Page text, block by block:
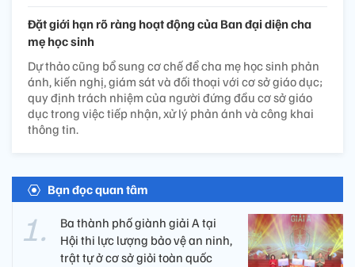
Đặt giới hạn rõ ràng hoạt động của Ban đại diện cha
mẹ học sinh
Dự thảo cũng bổ sung cơ chế để cha mẹ học sinh phản
ánh, kiến nghị, giám sát và đối thoại với cơ sở giáo dục;
quy định trách nhiệm của người đứng đầu cơ sở giáo
dục trong việc tiếp nhận, xử lý phản ánh và công khai
thông tin.
Bạn đọc quan tâm
Ba thành phố giành giải A tại
Hội thi lực lượng bảo vệ an ninh,
trật tự ở cơ sở giỏi toàn quốc